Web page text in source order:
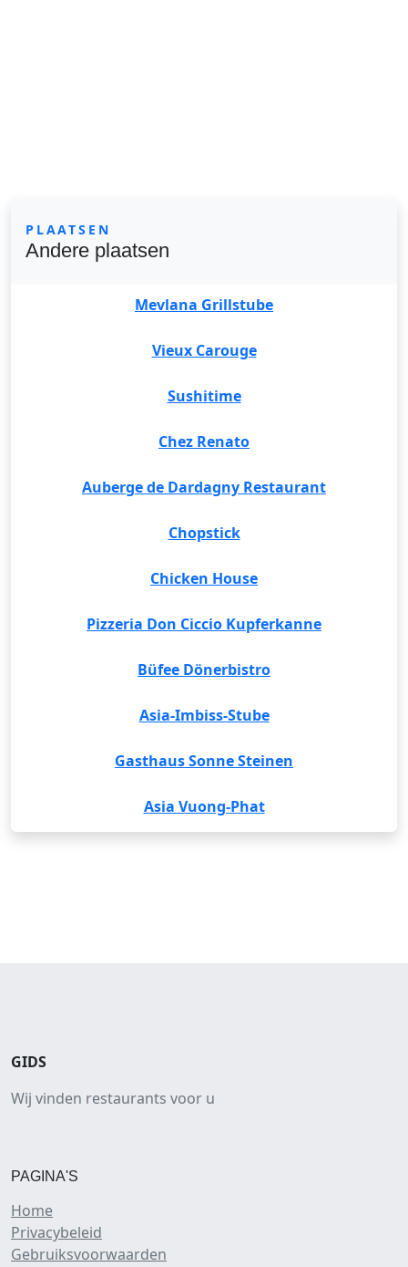
PLAATSEN
Andere plaatsen
Mevlana Grillstube
Vieux Carouge
Sushitime
Chez Renato
Auberge de Dardagny Restaurant
Chopstick
Chicken House
Pizzeria Don Ciccio Kupferkanne
Büfee Dönerbistro
Asia-Imbiss-Stube
Gasthaus Sonne Steinen
Asia Vuong-Phat
GIDS
Wij vinden restaurants voor u
PAGINA'S
Home
Privacybeleid
Gebruiksvoorwaarden